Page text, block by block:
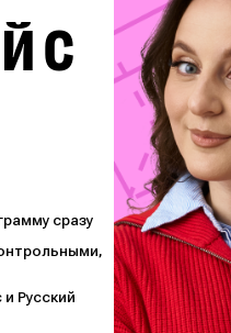
С
сразу
Русский